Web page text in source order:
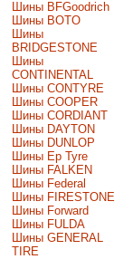
Шины BFGoodrich
Шины BOTO
Шины
BRIDGESTONE
Шины
CONTINENTAL
Шины CONTYRE
Шины COOPER
Шины CORDIANT
Шины DAYTON
Шины DUNLOP
Шины Ep Tyre
Шины FALKEN
Шины Federal
Шины FIRESTONE
Шины Forward
Шины FULDA
Шины GENERAL
TIRE